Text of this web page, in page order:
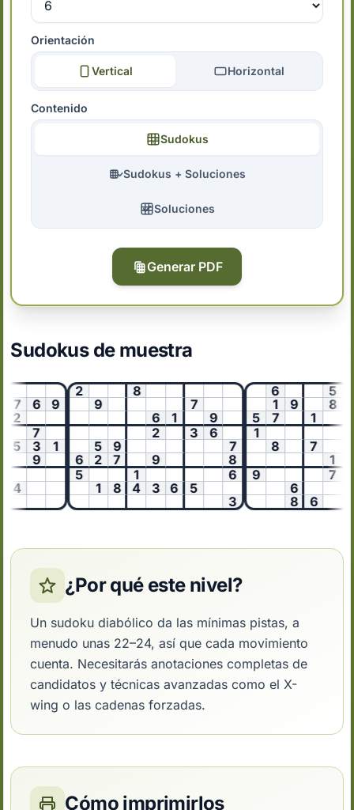
Orientación
Vertical Horizontal
Contenido
Sudokus
Sudokus + Soluciones
Soluciones
Generar PDF
Sudokus de muestra
6
9
2
5
9
4
2
8
9
6
9
3
6
5
9
6
2 9
8
5
6
8 4 6
5
3
6
9
8
5
8
9
7
6
8
6
¿Por qué este nivel?
Un sudoku diabólico da las mínimas pistas, a
menudo unas 22–24, así que cada movimiento
cuenta. Necesitarás anotaciones completas de
candidatos y técnicas avanzadas como el X-
wing o las cadenas forzadas.
Cómo imprimirlos